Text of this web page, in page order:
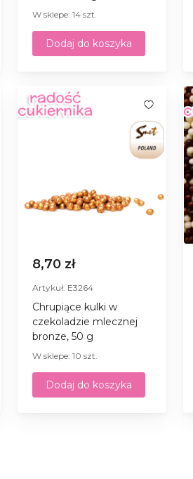
W sklepe: 14 szt.
Dodaj do koszyka
8,70 zł
Artykuł: E3264
Chrupiące kulki w
czekoladzie mlecznej
bronze, 50 g
W sklepe: 10 szt.
Dodaj do koszyka